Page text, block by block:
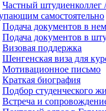
Частный
самостоятельно
Подача документов в
Подача документов в
Визовая поддержка
Шенгенская виза для
Мотивационное письмо
Краткая биография
Подбор студенческого
Встреча и